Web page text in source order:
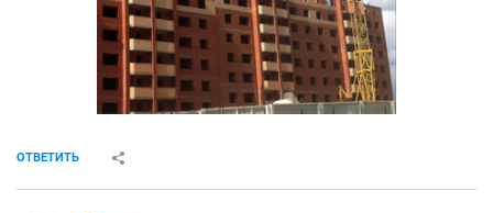
ОТВЕТИТЬ